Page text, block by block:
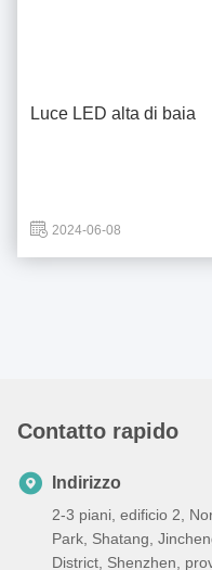
Luce LED alta di baia
2024-06-08
Contatto rapido
Indirizzo
2-3 piani, edificio 2,
Park, Shatang,
District, Shenzhen,